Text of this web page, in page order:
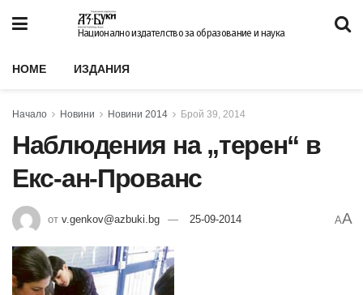
Национално издателство за образование и наука
HOME ИЗДАНИЯ
Начало Новини Новини 2014 Брой 39, 2014
Наблюдения на „терен“ в
Екс-ан-Прованс
от v.genkov@azbuki.bg 25-09-2014 AA